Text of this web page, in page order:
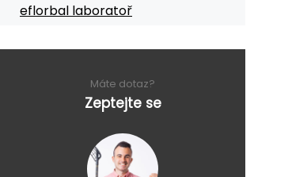
eflorbal laboratoř
Máte dotaz?
Zeptejte se